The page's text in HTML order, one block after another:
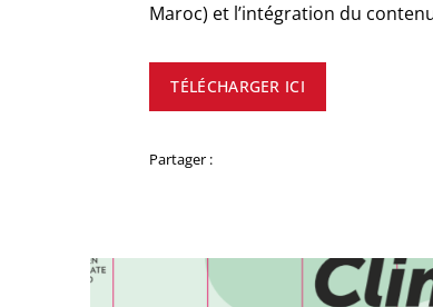
Maroc) et l’intégration du
TÉLÉCHARGER ICI
Partager :